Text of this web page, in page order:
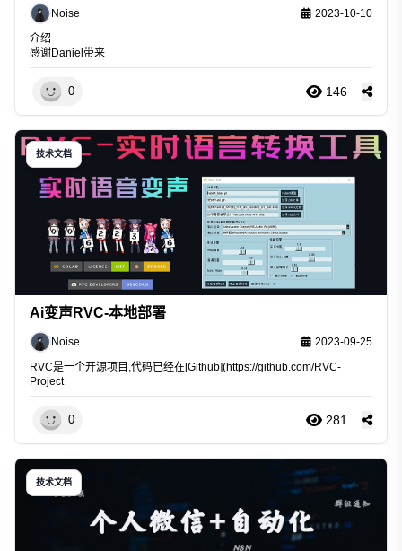
Noise
2023-10-10
介绍
感谢Daniel 带来
0 146
技术文档
Ai变声RVC-本地部署
Noise
2023-09-25
RVC是一个开源项目,代码已经在[Github](https://github.com/RVC-
Project
0 281
技术文档